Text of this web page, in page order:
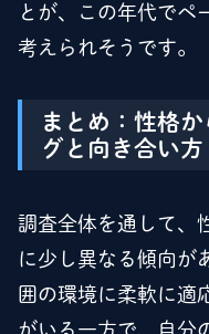
とが、この年代でペ
考えられそうです。
まとめ：性格
グと向き合い方
調査全体を通して、
に少し異なる傾向が
囲の環境に柔軟に適
がいる一方で、自分